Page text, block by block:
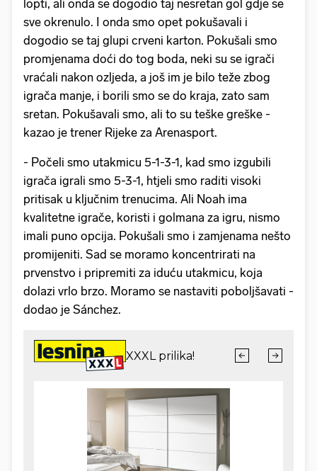
lopti, ali onda se dogodio taj nesretan gol gdje se
sve okrenulo. I onda smo opet pokušavali i
dogodio se taj glupi crveni karton. Pokušali smo
promjenama doći do tog boda, neki su se igrači
vraćali nakon ozljeda, a još im je bilo teže zbog
igrača manje, i borili smo se do kraja, zato sam
sretan. Pokušavali smo, ali to su teške greške -
kazao je trener Rijeke za Arenasport.
- Počeli smo utakmicu 5-1-3-1, kad smo izgubili
igrača igrali smo 5-3-1, htjeli smo raditi visoki
pritisak u ključnim trenucima. Ali Noah ima
kvalitetne igrače, koristi i golmana za igru, nismo
imali puno opcija. Pokušali smo i zamjenama nešto
promijeniti. Sad se moramo koncentrirati na
prvenstvo i pripremiti za iduću utakmicu, koja
dolazi vrlo brzo. Moramo se nastaviti poboljšavati -
dodao je Sánchez.